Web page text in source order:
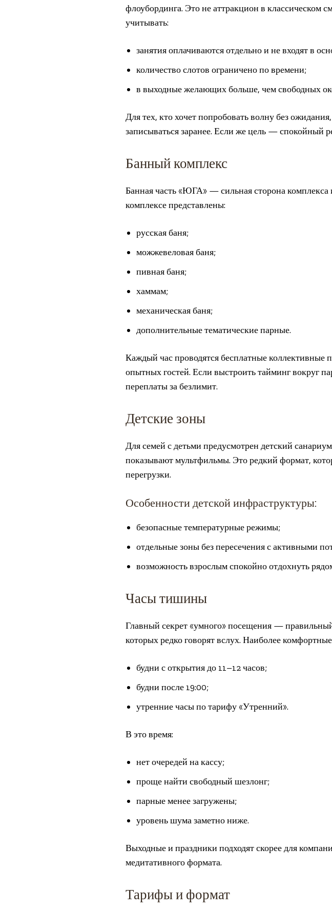
флоубординга. Это не аттракцион в классическом
учитывать:
занятия оплачиваются отдельно и не входят в
количество слотов ограничено по времени;
в выходные желающих больше, чем свободных
Для тех, кто хочет попробовать волну без
записываться заранее. Если же цель — спокойный
Банный комплекс
Банная часть «ЮГА» — сильная сторона комплекса
комплексе представлены:
русская баня;
можжевеловая баня;
пивная баня;
хаммам;
механическая баня;
дополнительные тематические парные.
Каждый час проводятся бесплатные
опытных гостей. Если выстроить тайминг вокруг
переплаты за безлимит.
Детские зоны
Для семей с детьми предусмотрен детский
показывают мультфильмы. Это редкий формат,
перегрузки.
Особенности детской инфраструктуры:
безопасные температурные режимы;
отдельные зоны без пересечения с активными
возможность взрослым спокойно отдохнуть
Часы тишины
Главный секрет «умного» посещения —
которых редко говорят вслух. Наиболее
будни с открытия до 11–12 часов;
будни после 19:00;
утренние часы по тарифу «Утренний».
В это время:
нет очередей на кассу;
проще найти свободный шезлонг;
парные менее загружены;
уровень шума заметно ниже.
Выходные и праздники подходят скорее для
медитативного формата.
Тарифы и формат